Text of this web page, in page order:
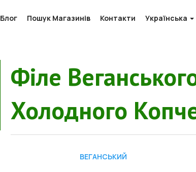
Блог Пошук Магазинів Контакти Українська
Філе
Холодного
ВЕГАНСЬКИЙ